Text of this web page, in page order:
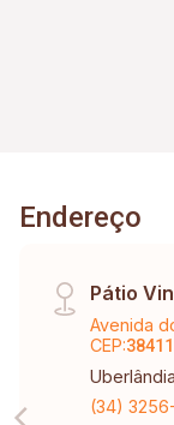
Endereço
Pátio
Avenida
CEP:
(34)